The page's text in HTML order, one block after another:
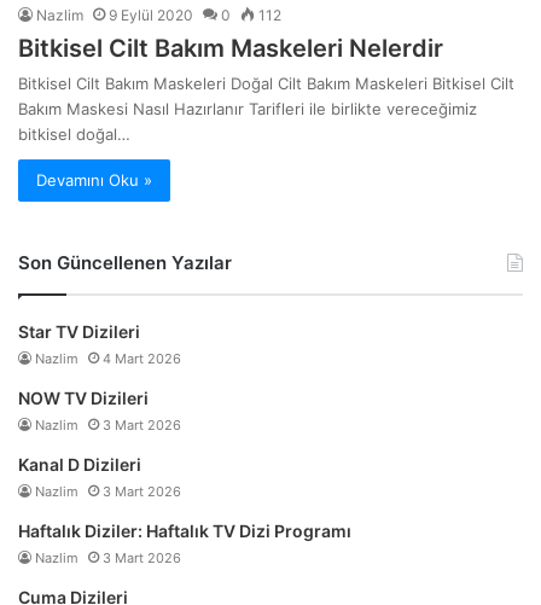
Nazlim 9 Eylül 2020 0 112
Bitkisel Cilt Bakım Maskeleri Nelerdir
Bitkisel Cilt Bakım Maskeleri Doğal Cilt Bakım Maskeleri Bitkisel Cilt
Bakım Maskesi Nasıl Hazırlanır Tarifleri ile birlikte vereceğimiz
bitkisel doğal…
Devamını Oku »
Son Güncellenen Yazılar
Star TV Dizileri
Nazlim 4 Mart 2026
NOW TV Dizileri
Nazlim 3 Mart 2026
Kanal D Dizileri
Nazlim 3 Mart 2026
Haftalık Diziler: Haftalık TV Dizi Programı
Nazlim 3 Mart 2026
Cuma Dizileri